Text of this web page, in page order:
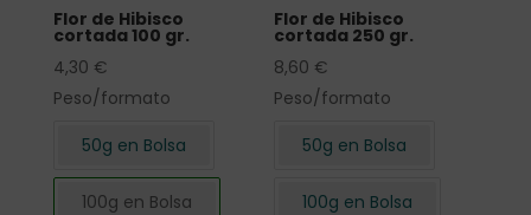
Flor de Hibisco
cortada 100 gr.
4,30 €
Peso/formato
50g en Bolsa
100g en Bolsa
Flor de Hibisco
cortada 250 gr.
8,60 €
Peso/formato
50g en Bolsa
100g en Bolsa